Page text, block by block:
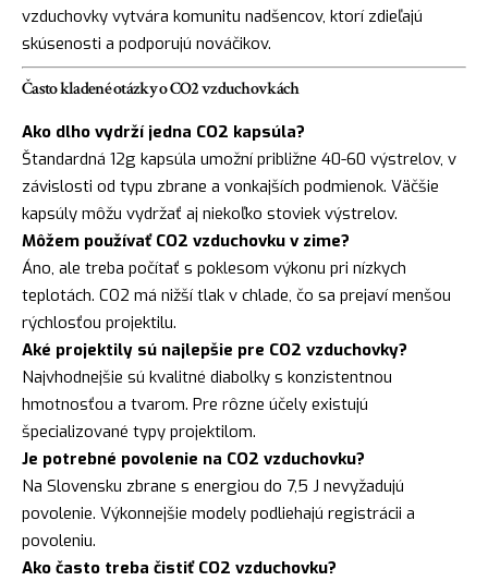
vzduchovky vytvára komunitu nadšencov, ktorí zdieľajú
skúsenosti a podporujú nováčikov.
Často kladené otázky o CO2 vzduchovkách
Ako dlho vydrží jedna CO2 kapsúla?
Štandardná 12g kapsúla umožní približne 40-60 výstrelov, v
závislosti od typu zbrane a vonkajších podmienok. Väčšie
kapsúly môžu vydržať aj niekoľko stoviek výstrelov.
Môžem používať CO2 vzduchovku v zime?
Áno, ale treba počítať s poklesom výkonu pri nízkych
teplotách. CO2 má nižší tlak v chlade, čo sa prejaví menšou
rýchlosťou projektilu.
Aké projektily sú najlepšie pre CO2 vzduchovky?
Najvhodnejšie sú kvalitné diabolky s konzistentnou
hmotnosťou a tvarom. Pre rôzne účely existujú
špecializované typy projektilom.
Je potrebné povolenie na CO2 vzduchovku?
Na Slovensku zbrane s energiou do 7,5 J nevyžadujú
povolenie. Výkonnejšie modely podliehajú registrácii a
povoleniu.
Ako často treba čistiť CO2 vzduchovku?